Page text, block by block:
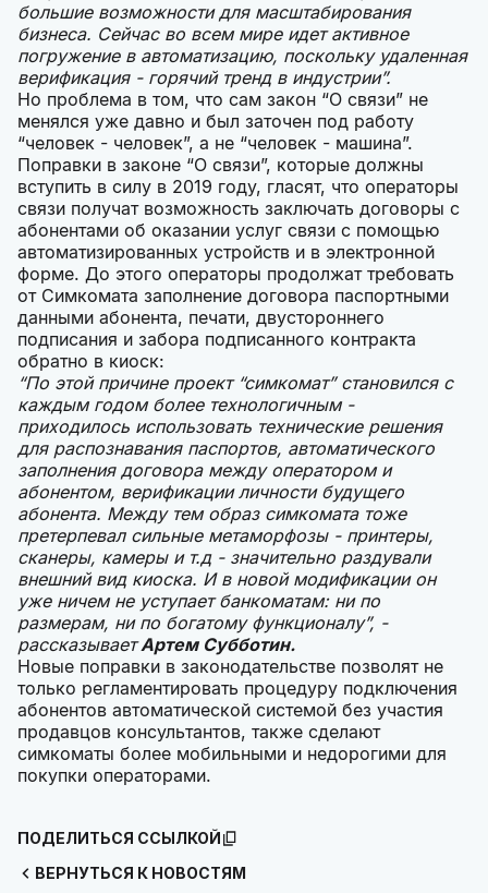
большие возможности для масштабирования
бизнеса. Сейчас во всем мире идет активное
погружение в автоматизацию, поскольку удаленная
верификация - горячий тренд в индустрии”.
Но проблема в том, что сам закон “О связи” не
менялся уже давно и был заточен под работу
“человек - человек”, а не “человек - машина”.
Поправки в законе “О связи”, которые должны
вступить в силу в 2019 году, гласят, что операторы
связи получат возможность заключать договоры с
абонентами об оказании услуг связи с помощью
автоматизированных устройств и в электронной
форме. До этого операторы продолжат требовать
от Симкомата заполнение договора паспортными
данными абонента, печати, двустороннего
подписания и забора подписанного контракта
обратно в киоск:
“По этой причине проект “симкомат” становился с
каждым годом более технологичным -
приходилось использовать технические решения
для распознавания паспортов, автоматического
заполнения договора между оператором и
абонентом, верификации личности будущего
абонента. Между тем образ симкомата тоже
претерпевал сильные метаморфозы - принтеры,
сканеры, камеры и т.д - значительно раздували
внешний вид киоска. И в новой модификации он
уже ничем не уступает банкоматам: ни по
размерам, ни по богатому функционалу”, -
рассказываетАртем Субботин.
Новые поправки в законодательстве позволят не
только регламентировать процедуру подключения
абонентов автоматической системой без участия
продавцов консультантов, также сделают
симкоматы более мобильными и недорогими для
покупки операторами.
ВЕРНУТЬСЯ К НОВОСТЯМ
ПОДЕЛИТЬСЯ ССЫЛКОЙ